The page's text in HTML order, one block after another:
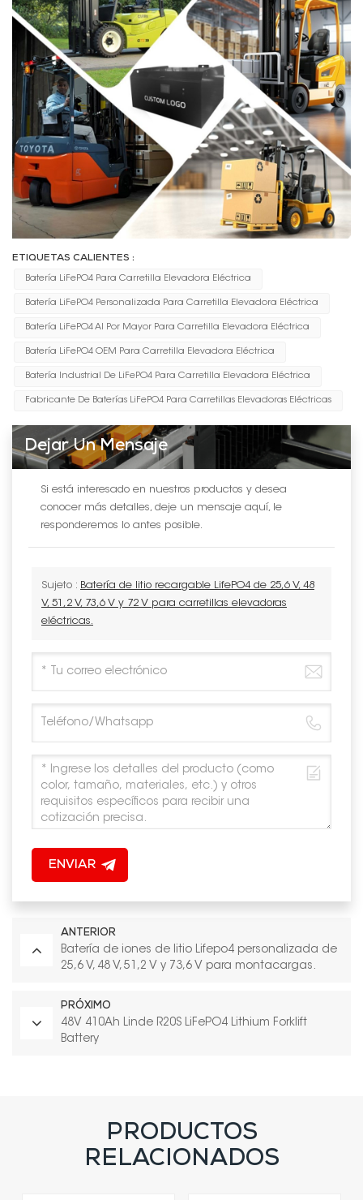
ETIQUETAS CALIENTES :
Batería LiFePO4 Para Carretilla Elevadora Eléctrica
Batería LiFePO4 Personalizada Para Carretilla Elevadora Eléctrica
Batería LiFePO4 Al Por Mayor Para Carretilla Elevadora Eléctrica
Batería LiFePO4 OEM Para Carretilla Elevadora Eléctrica
Batería Industrial De LiFePO4 Para Carretilla Elevadora Eléctrica
Fabricante De Baterías LiFePO4 Para Carretillas Elevadoras Eléctricas
Dejar Un Mensaje
Si está interesado en nuestros productos y desea
conocer más detalles, deje un mensaje aquí, le
responderemos lo antes posible.
Sujeto : Batería de litio recargable LifePO4 de 25,6 V, 48
V, 51,2 V, 73,6 V y 72 V para carretillas elevadoras
eléctricas.
ENVIAR
ANTERIOR
Batería de iones de litio Lifepo4 personalizada de
25,6 V, 48 V, 51,2 V y 73,6 V para montacargas.
PRÓXIMO
48V 410Ah Linde R20S LiFePO4 Lithium Forklift
Battery
PRODUCTOS
RELACIONADOS